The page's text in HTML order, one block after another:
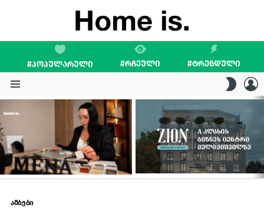
#ᲞᲝᲞᲣᲚᲐᲠᲣᲚᲘ #ᲠᲩᲔᲣᲚᲘ #ᲢᲠᲔᲜᲓᲣᲚᲘ
SKIN
STORIES
ამბები